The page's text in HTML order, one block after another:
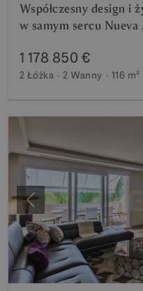
Współczesny design i
w samym sercu Nueva
1 178 850 €
2 Łóżka 2 Wanny 116 m²
Poprzedni